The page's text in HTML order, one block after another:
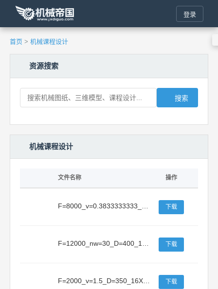
登录
首页 > 机械课程设计
资源搜索
搜索
机械课程设计
文件名称 操作
下载
下载
下载